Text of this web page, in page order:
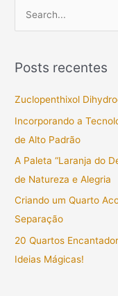
q
r
p
o
r
:
Posts recentes
Zuclopenthixol
Incorporando a
de Alto Padrão
A Paleta “Laranja do
de Natureza e Alegria
Criando um Quarto
Separação
20 Quartos
Ideias Mágicas!